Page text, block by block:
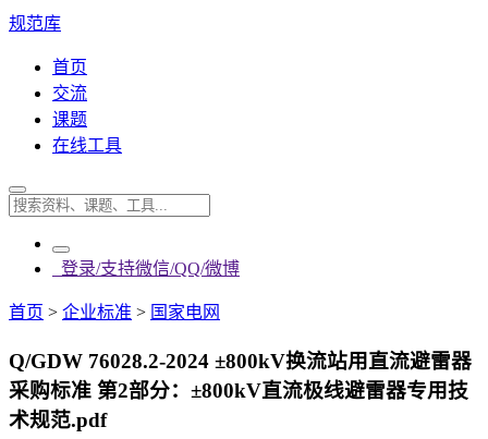
规范库
首页
交流
课题
在线工具
登录/支持微信/QQ/微博
首页 > 企业标准 > 国家电网
Q/GDW 76028.2-2024 ±800kV换流站用直流避雷器
采购标准 第2部分：±800kV直流极线避雷器专用技
术规范.pdf